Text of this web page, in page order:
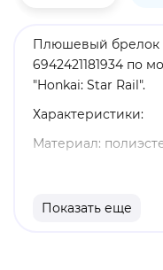
Плюшевый брелок
6942421181934 по
"Honkai: Star Rail".
Характеристики:
Материал:
Оригинальный и
Показать еще